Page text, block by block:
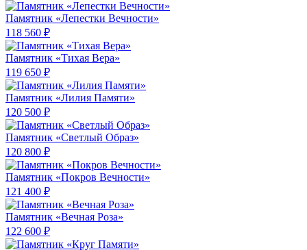
Памятник «Лепестки Вечности»
118 560 ₽
Памятник «Тихая Вера»
119 650 ₽
Памятник «Лилия Памяти»
120 500 ₽
Памятник «Светлый Образ»
120 800 ₽
Памятник «Покров Вечности»
121 400 ₽
Памятник «Вечная Роза»
122 600 ₽